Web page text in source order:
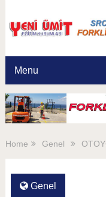
Menu
Home Genel
Genel